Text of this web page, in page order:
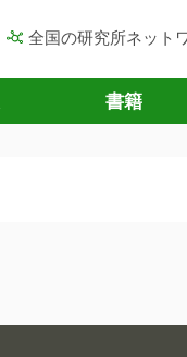
全国の研究所ネット
書籍